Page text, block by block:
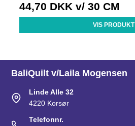
44,70 DKK v/ 30 CM
VIS PRODUKT
BaliQuilt v/Laila Mogensen
Linde Alle 32
4220 Korsør
Telefonnr.